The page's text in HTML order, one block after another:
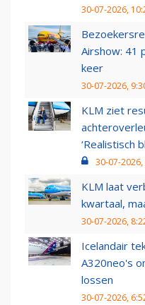
30-07-2026,
Airshow: 41
keer
30-07-2026,
KLM ziet
‘Realistisch
30-07-2026,
KLM laat
kwartaal,
30-07-2026,
Icelandair
A320neo's
lossen
30-07-2026,